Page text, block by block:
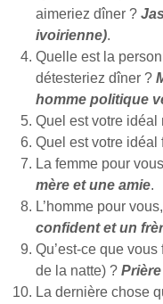
aimeriez dîner ?
ivoirienne).
Quelle est la
détesteriez dîner ?
homme politique
Quel est votre idéal
Quel est votre idéal
La femme pour
mère et une amie.
L’homme pour
confident et un
Qu’est-ce que
de la natte) ?
La dernière chose